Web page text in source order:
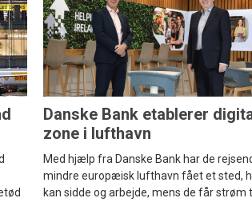
Danske Bank etablerer
zone i lufthavn
Med hjælp fra Danske Bank har de
mindre europæisk lufthavn fået et sted,
kan sidde og arbejde, mens de får strøm